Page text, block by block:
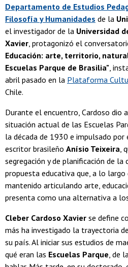
Departamento de Estudios
Filosofía y Humanidades de la
el investigador de la Universidad
Xavier , protagonizó el
Educación: arte, territorio,
Escuelas Parque de Brasilia" ,
abril pasado en la Plataforma
Chile.
Durante el encuentro, Cardoso dio
situación actual de las Escuelas
la década de 1930 e impulsado por
escritor brasileño Anísio Teixeira ,
segregación y de planificación de la
propuesta educativa que, a lo largo
mantenido articulando arte,
presenta como una alternativa a
Cleber Cardoso Xavier se define
más ha investigado la trayectoria
su país. Al iniciar sus estudios de
qué eran las Escuelas Parque , de